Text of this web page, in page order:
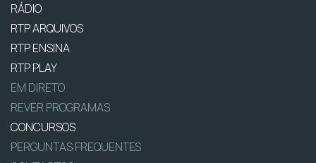
RÁDIO
RTP ARQUIVOS
RTP ENSINA
RTP PLAY
EM DIRETO
REVER PROGRAMAS
CONCURSOS
PERGUNTAS FREQUENTES